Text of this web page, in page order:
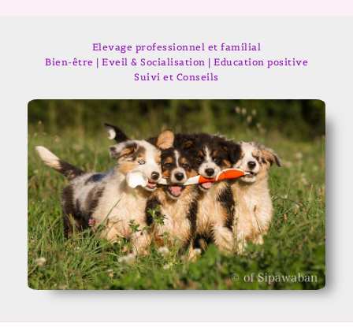
Elevage professionnel et familial
Bien-être | Eveil & Socialisation | Education positive
Suivi et Conseils